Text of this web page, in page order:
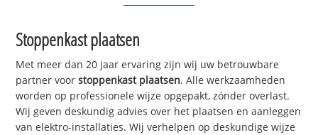
Stoppenkast plaatsen
Met meer dan 20 jaar ervaring zijn wij uw betrouwbare
partner voorstoppenkast plaatsen. Alle werkzaamheden
worden op professionele wijze opgepakt, zónder overlast.
Wij geven deskundig advies over het plaatsen en aanleggen
van elektro-installaties. Wij verhelpen op deskundige wijze